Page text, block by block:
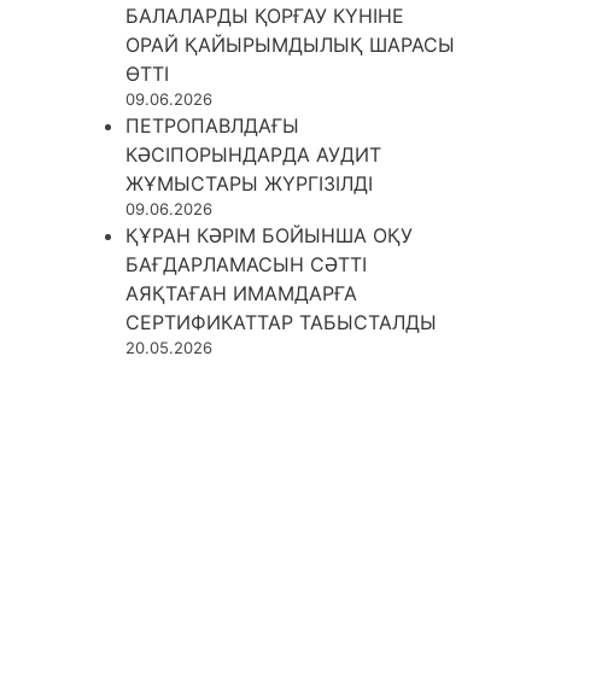
БАЛАЛАРДЫ ҚОРҒАУ КҮНІНЕ
ОРАЙ ҚАЙЫРЫМДЫЛЫҚ ШАРАСЫ
ӨТТІ
09.06.2026
ПЕТРОПАВЛДАҒЫ
КӘСІПОРЫНДАРДА АУДИТ
ЖҰМЫСТАРЫ ЖҮРГІЗІЛДІ
09.06.2026
ҚҰРАН КӘРІМ БОЙЫНША ОҚУ
БАҒДАРЛАМАСЫН СӘТТІ
АЯҚТАҒАН ИМАМДАРҒА
СЕРТИФИКАТТАР ТАБЫСТАЛДЫ
20.05.2026